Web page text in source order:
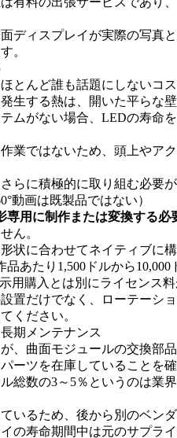
ディスプレイが実際の写真
。
とんど誰も話題にしないコ
生する熱は、開いた平らな
ムがない場合、LEDの寿命
業ではないため、頭上やア
らに積極的に取り組む必要
動画は既製品ではない）
専用に制作または変換する必
ん。
状に合わせてネイティブに
品あたり1,500ドルから
用購入とは別にライセンス
置だけでなく、ローテーシ
ください。
期メンテナンス
、曲面モジュールの交換部
ーツを在庫していることを
総数の3～5％というのは業
いるため、後から別のベン
の寿命期間中は元のサプラ